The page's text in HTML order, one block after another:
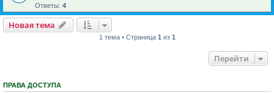
Ответы: 4
Новая тема
1 тема • Страница 1 из 1
Перейти
ПРАВА ДОСТУПА